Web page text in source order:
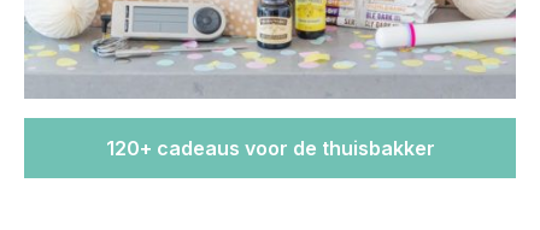
120+ cadeaus voor de thuisbakker